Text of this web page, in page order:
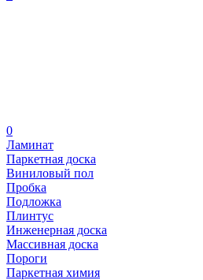
0
Ламинат
Паркетная доска
Виниловый пол
Пробка
Подложка
Плинтус
Инженерная доска
Массивная доска
Пороги
Паркетная химия